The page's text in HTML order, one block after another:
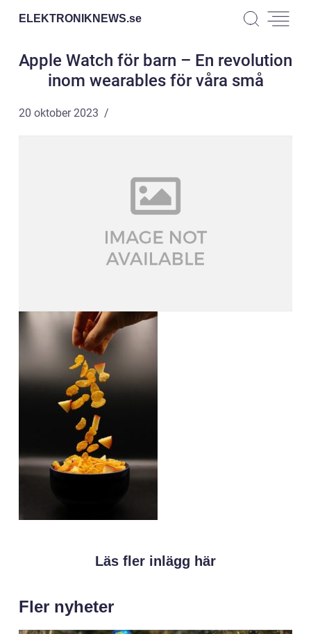
ELEKTRONIKNEWS.se
Apple Watch för barn – En revolution
inom wearables för våra små
20 oktober 2023
Läs fler inlägg här
Fler nyheter